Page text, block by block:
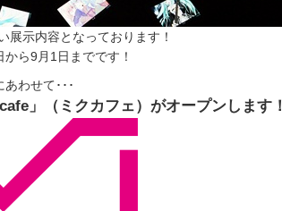
展示内容となっております！
ら9月1日までです！
わせて･･･
」（ミクカフェ）がオープンします！